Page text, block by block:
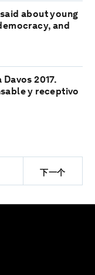
about young
and
2017.
y receptivo
下一个